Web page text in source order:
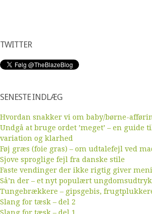
TWITTER
SENESTE INDLÆG
Hvordan snakker vi om baby/børne-
Undgå at bruge ordet ’meget’ – en
variation og klarhed
Føj græs (foie gras) – om udtalefejl ved
Sjove sproglige fejl fra danske stile
Faste vendinger der ikke rigtig giver
Så’n der – et nyt populært ungdomsudtryk
Tungebrækkere – gipsgebis,
Slang for tæsk – del 2